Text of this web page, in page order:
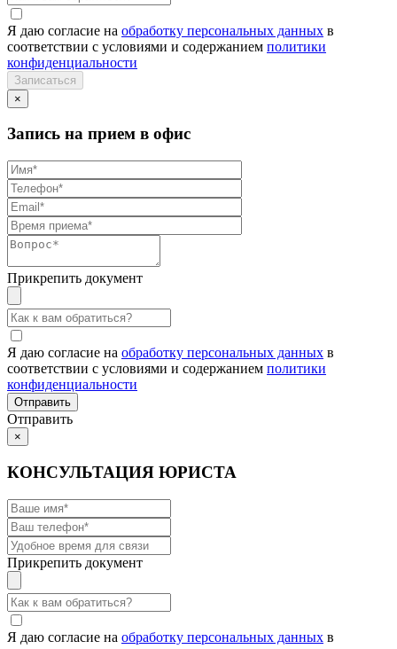
Я даю согласие на обработку персональных данных в
соответствии с условиями и содержанием политики
конфиденциальности
×
Запись на прием в офис
Прикрепить документ
Я даю согласие на обработку персональных данных в
соответствии с условиями и содержанием политики
конфиденциальности
Отправить
×
КОНСУЛЬТАЦИЯ ЮРИСТА
Прикрепить документ
Я даю согласие на обработку персональных данных в